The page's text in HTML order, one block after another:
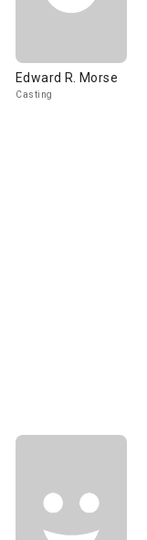
Edward R. Morse
Casting